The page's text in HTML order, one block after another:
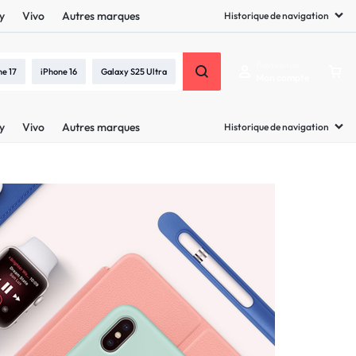
17 iPhone 16 Galaxy S25 Ultra
Vivo Autres marques Historique de navigation
Vivo Autres marques Historique de navigation